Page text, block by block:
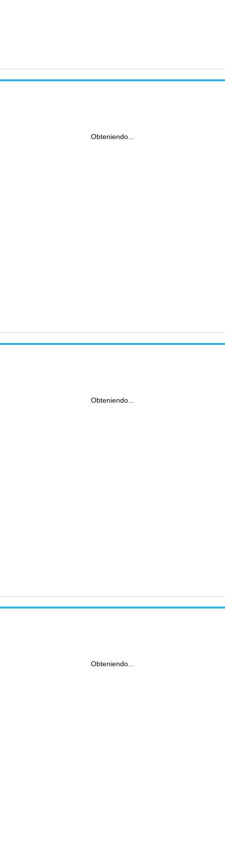
Obteniendo...
Obteniendo...
Obteniendo...